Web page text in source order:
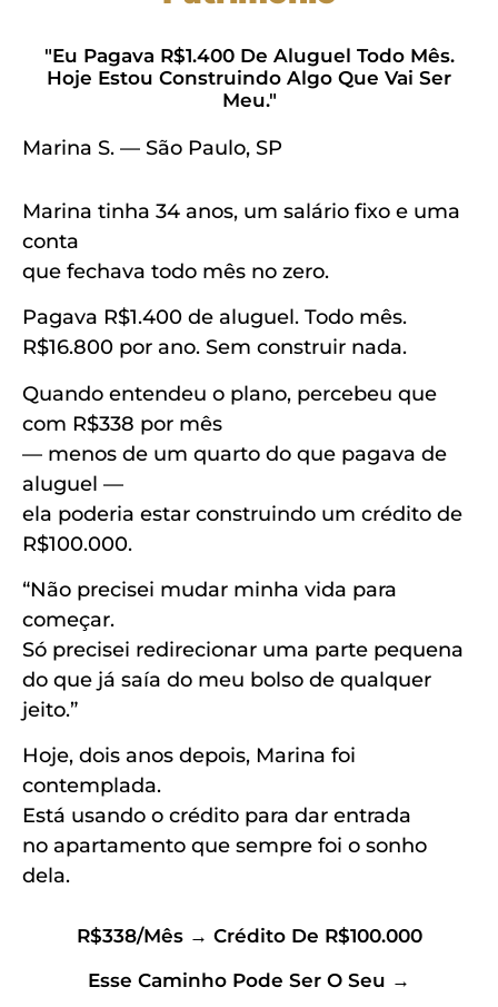
"Eu Pagava R$1.400 De Aluguel Todo Mês.
Hoje Estou Construindo Algo Que Vai Ser
Meu."
Marina S. — São Paulo, SP
Marina tinha 34 anos, um salário fixo e uma
conta
que fechava todo mês no zero.
Pagava R$1.400 de aluguel. Todo mês.
R$16.800 por ano. Sem construir nada.
Quando entendeu o plano, percebeu que
com R$338 por mês
— menos de um quarto do que pagava de
aluguel —
ela poderia estar construindo um crédito de
R$100.000.
“Não precisei mudar minha vida para
começar.
Só precisei redirecionar uma parte pequena
do que já saía do meu bolso de qualquer
jeito.”
Hoje, dois anos depois, Marina foi
contemplada.
Está usando o crédito para dar entrada
no apartamento que sempre foi o sonho
dela.
R$338/mês → Crédito De R$100.000
Esse Caminho Pode Ser O Seu →